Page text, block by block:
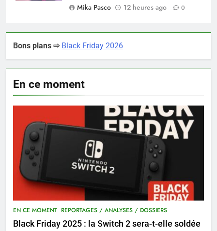
Mika Pasco
12 heures ago 0
Bons plans ⇨ Black Friday 2026
En ce moment
EN CE MOMENT REPORTAGES / ANALYSES / DOSSIERS
Black Friday 2025 : la Switch 2 sera-t-elle soldée